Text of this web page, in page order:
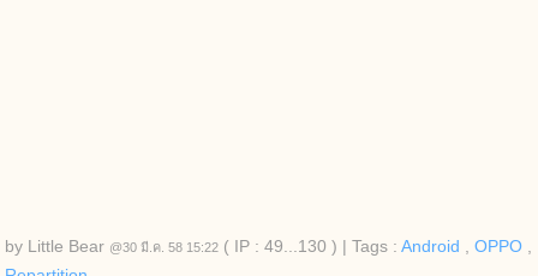
by Little Bear @30 มี.ค. 58 15:22 ( IP : 49...130 ) Tags : Android , OPPO ,